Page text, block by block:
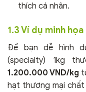
thích cá nhân.
1.3 Ví dụ minh
Để bạn dễ hình
(specialty) 1kg
1.200.000 VND/kg
hạt thương mại